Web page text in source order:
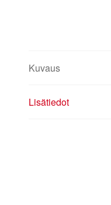
Kuvaus
Lisätiedot